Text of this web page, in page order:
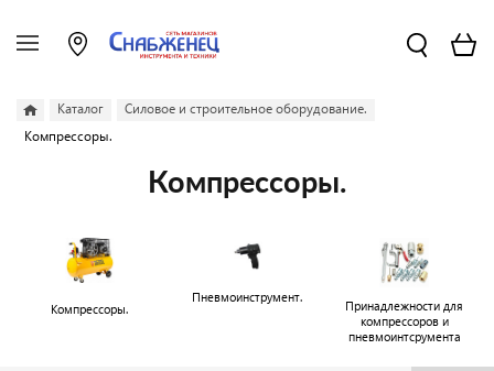
Каталог
Силовое и строительное оборудование.
Компрессоры.
Компрессоры.
Компрессоры.
Пневмоинструмент.
Принадлежности для
компрессоров и
пневмоинтсрумента